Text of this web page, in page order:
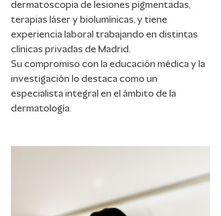
dermatoscopia de lesiones pigmentadas,
terapias láser y biolumínicas, y tiene
experiencia laboral trabajando en distintas
clínicas privadas de Madrid.
Su compromiso con la educación médica y la
investigación lo destaca como un
especialista integral en el ámbito de la
dermatología.